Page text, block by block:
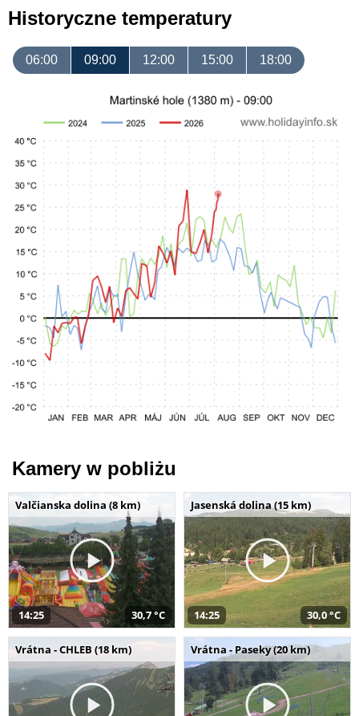
Historyczne temperatury
06:00 09:00 12:00 15:00 18:00
Kamery w pobliżu
Valčianska dolina (8 km)
14:25 30,7 °C
Jasenská dolina (15 km)
14:25 30,0 °C
Vrátna - CHLEB (18 km) Vrátna - Paseky (20 km)